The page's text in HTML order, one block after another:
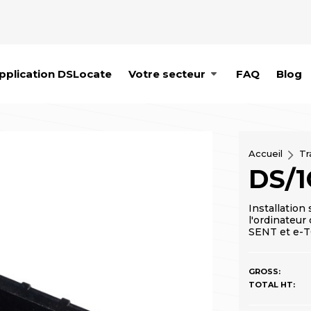
DSLocate Votre secteur FAQ Blog
Accueil
DS/
Installation
l'ordinateur
SENT et e-
GROSS:
TOTAL HT: